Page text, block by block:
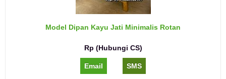
Model Dipan Kayu Jati Minimalis Rotan
Rp (Hubungi CS)
Email SMS